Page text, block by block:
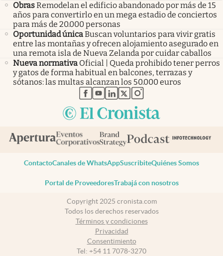
ObrasRemodelan el edificio abandonado por más de 15
años para convertirlo en un mega estadio de conciertos
para más de 20.000 personas
Oportunidad únicaBuscan voluntarios para vivir gratis
entre las montañas y ofrecen alojamiento asegurado en
una remota isla de Nueva Zelanda por cuidar caballos
Nueva normativa Oficial | Queda prohibido tener perros
y gatos de forma habitual en balcones, terrazas y
sótanos: las multas alcanzan los 50.000 euros
abre en nueva pestaña
abre en nueva pestaña
abre en nueva pestaña
abre en nueva pestaña
abre en nueva pestaña
ContactoCanales de WhatsAppSuscribiteQuiénes Somos
Portal de ProveedoresTrabajá con nosotros
Copyright 2025 cronista.com
Todos los derechos reservados
Términos y condiciones
Privacidad
Consentimiento
Tel: +54 11 7078-3270